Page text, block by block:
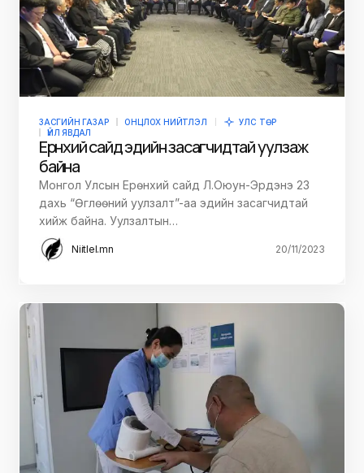
ЗАСГИЙН ГАЗАР ОНЦЛОХ НИЙТЛЭЛ
УЛС ТӨР
ҮЙЛ ЯВДАЛ
Ерөнхий сайд эдийн засагчидтай уулзаж
байна
Монгол Улсын Ерөнхий сайд Л.Оюун-Эрдэнэ 23
дахь “Өглөөний уулзалт”-аа эдийн засагчидтай
хийж байна. Уулзалтын…
Niitlel.mn 20/11/2023